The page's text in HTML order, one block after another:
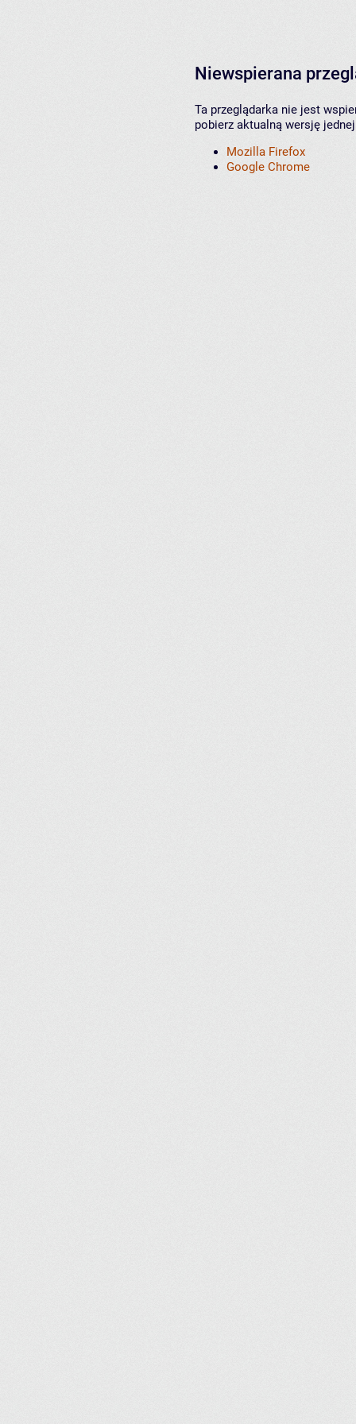
Niewspierana
Ta przeglądarka nie jest
pobierz aktualną wersję
Mozilla Firefox
Google Chrome